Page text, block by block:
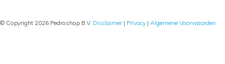
© Copyright 2026 Pedroshop B.V. Disclaimer| Privacy | Algemene Voorwaarden